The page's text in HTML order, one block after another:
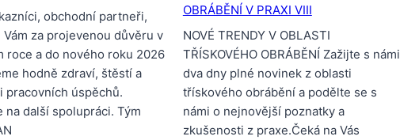
obchodní partneři,
za projevenou důvěru v
roce a do nového roku 2026
hodně zdraví, štěstí a
pracovních úspěchů.
na další spolupráci. Tým
OBRÁBĚNÍ V PRAXI VIII
NOVÉ TRENDY V OBLASTI
TŘÍSKOVÉHO OBRÁBĚNÍ Zažijte s námi
dva dny plné novinek z oblasti
třískového obrábění a podělte se s
námi o nejnovější poznatky a
zkušenosti z praxe.Čeká na Vás